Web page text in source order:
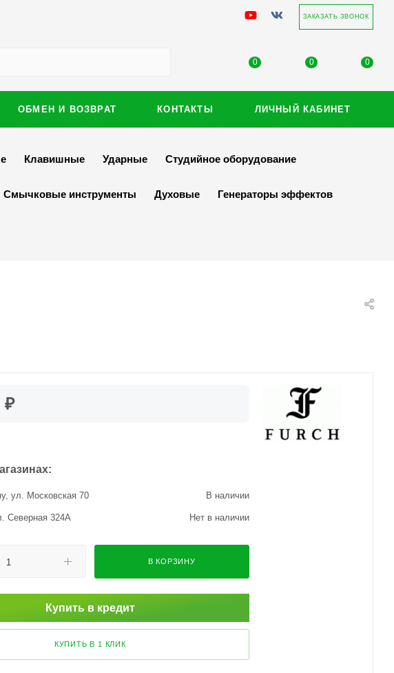
ЗАКАЗАТЬ ЗВОНОК
0 0 0
ОБМЕН И ВОЗВРАТ КОНТАКТЫ ЛИЧНЫЙ КАБИНЕТ
Клавишные Ударные Студийное оборудование
Смычковые инструменты Духовые Генераторы эффектов
₽
Северная 324А Нет в наличии
ул. Московская 70 В наличии
В КОРЗИНУ
Купить в кредит
КУПИТЬ В 1 КЛИК